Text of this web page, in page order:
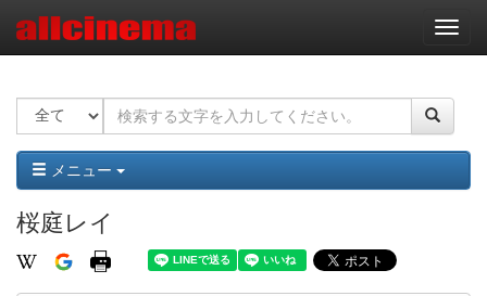
ナ
ビ
ー
ョ
ン
メニュー
桜庭レイ